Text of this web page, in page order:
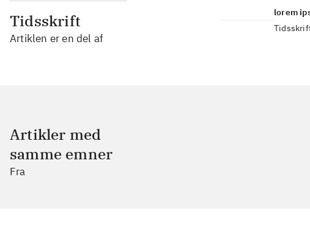
Tidsskrift
Artiklen er en del af
lorem
Artikler med
samme emner
Fra